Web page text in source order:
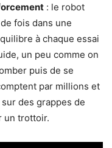
: le robot
fois dans une
à chaque essai
un peu comme on
puis de se
par millions et
des grappes de
un trottoir.